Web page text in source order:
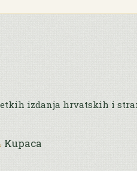
izdanja hrvatskih i
Kupaca